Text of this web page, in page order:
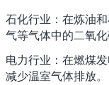
石化行业：在炼油
气等气体中的二氧化
电力行业：在燃煤
减少温室气体排放。